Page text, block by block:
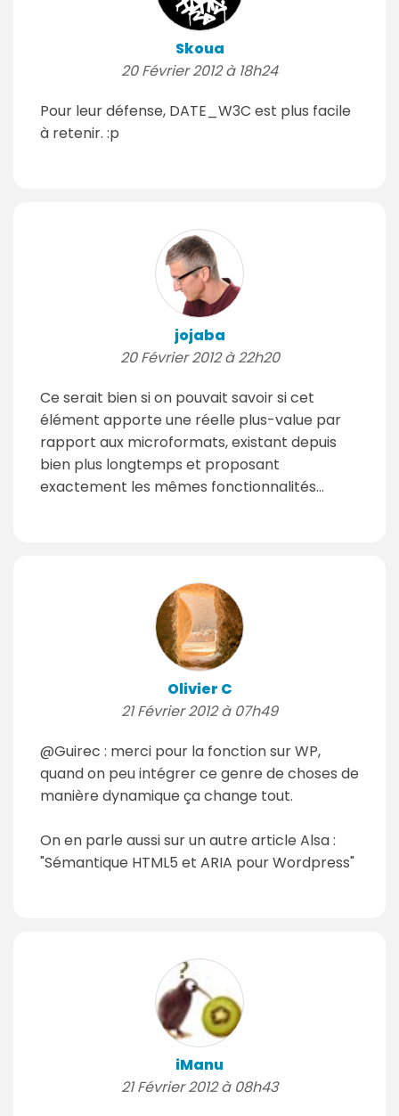
Skoua
20 Février 2012 à 18h24
Pour leur défense, DATE_W3C est plus facile
à retenir. :p
jojaba
20 Février 2012 à 22h20
Ce serait bien si on pouvait savoir si cet
élément apporte une réelle plus-value par
rapport aux microformats, existant depuis
bien plus longtemps et proposant
exactement les mêmes fonctionnalités...
Olivier C
21 Février 2012 à 07h49
@Guirec : merci pour la fonction sur WP,
quand on peu intégrer ce genre de choses de
manière dynamique ça change tout.
On en parle aussi sur un autre article Alsa :
"Sémantique HTML5 et ARIA pour Wordpress"
iManu
21 Février 2012 à 08h43